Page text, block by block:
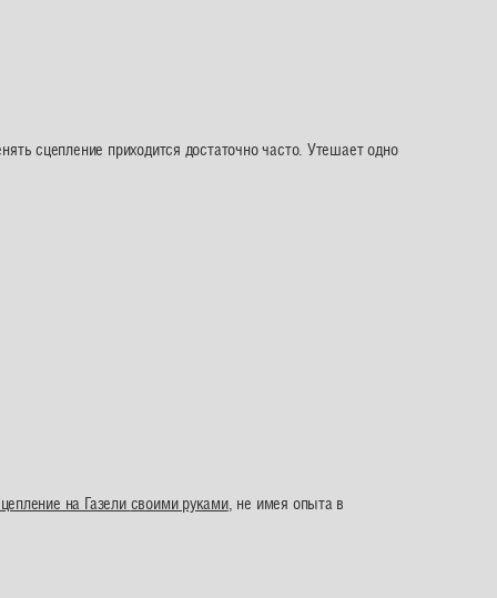
сцепление приходится достаточно часто. Утешает одно
на Газели своими руками, не имея опыта в